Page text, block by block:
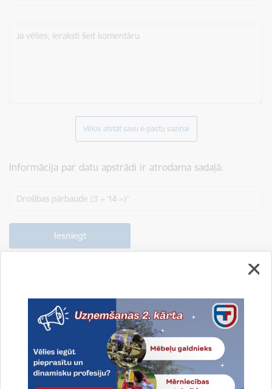
Ja vēlies, ieraksti šeit komentāru
Vēlos atstāt savu e-pastu saziņai
Informācija par datu apstrādi ir atrodama sadaļā:
Drošības pārbaude (3 + 14 =)